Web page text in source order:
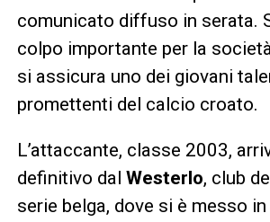
comunicato diffuso in serata.
colpo importante per la
si assicura uno dei giovani
promettenti del calcio croato.
L’attaccante, classe 2003,
definitivo dal Westerlo, club
serie belga, dove si è messo